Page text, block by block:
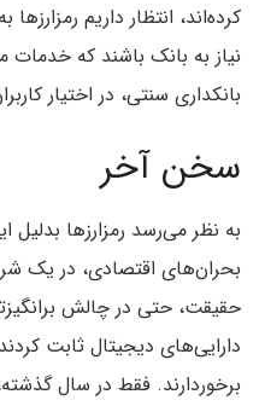
کرده‌اند، انتظار داریم
نیاز به بانک باشند که
بانکداری سنتی، در اختیار
سخن آخر
به نظر می‌رسد رمزارزها بدلیل
بحران‌های اقتصادی، در یک
حقیقت، حتی در چالش
دارایی‌های دیجیتال ثابت
برخوردارند. فقط در سال